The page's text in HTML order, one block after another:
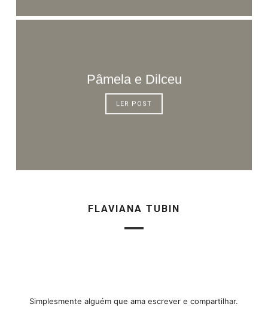
Pâmela e Dilceu
LER POST
FLAVIANA TUBIN
Simplesmente alguém que ama escrever e compartilhar.